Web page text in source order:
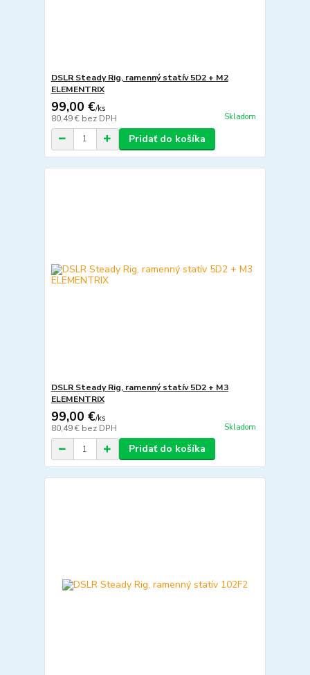
DSLR Steady Rig, ramenný statív 5D2 + M2
ELEMENTRIX
99,00 €/ks
80,49 € bez DPH Skladom
Pridať do košíka
DSLR Steady Rig, ramenný statív 5D2 + M3
ELEMENTRIX
99,00 €/ks
80,49 € bez DPH Skladom
Pridať do košíka